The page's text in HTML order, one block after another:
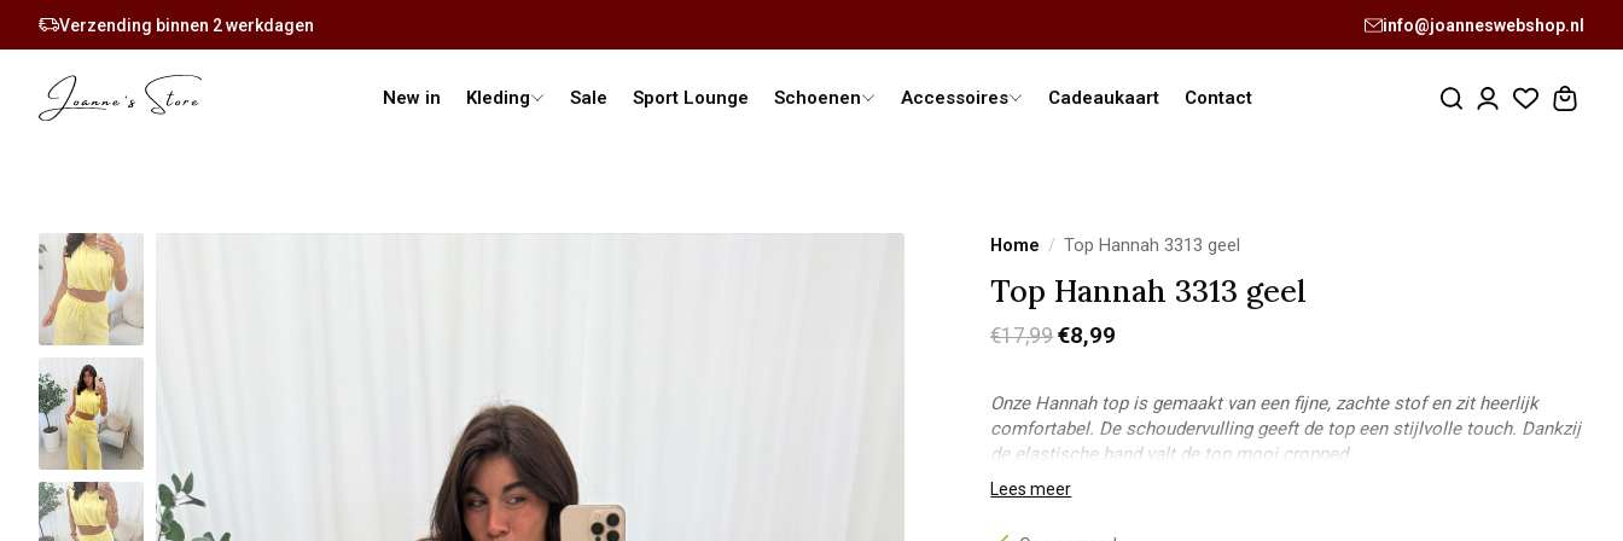
Verzending binnen 2 werkdagen info@joanneswebshop.nl
Kleding Sale Sport Lounge Schoenen Accessoires
New in Cadeaukaart Contact
Home / Top Hannah 3313 geel
Top Hannah 3313 geel
€17,99 €8,99
Onze Hannah top is gemaakt van een fijne, zachte stof en zit heerlijk
comfortabel. De schoudervulling geeft de top een stijlvolle touch. Dankzij
de elastische band valt de top mooi cropped.
Model Stacey:
Bovenkant: M
Lees meer